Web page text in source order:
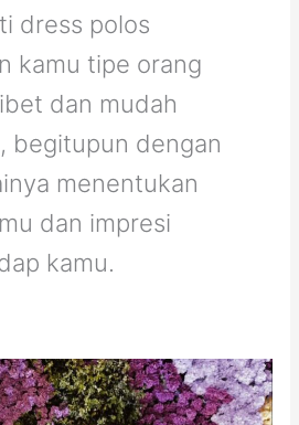
dress polos
kamu tipe orang
dan mudah
begitupun dengan
menentukan
dan impresi
kamu.